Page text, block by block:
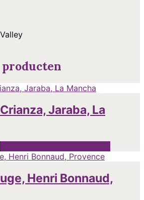
Jaraba, La
Henri Bonnaud,